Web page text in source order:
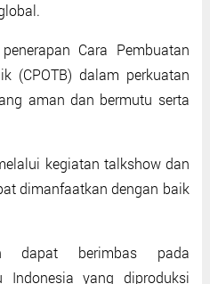
Cara Pembuatan
(CPOTB) dalam perkuatan
aman dan bermutu serta
kegiatan talkshow dan
dimanfaatkan dengan baik
dapat berimbas pada
Indonesia yang diproduksi